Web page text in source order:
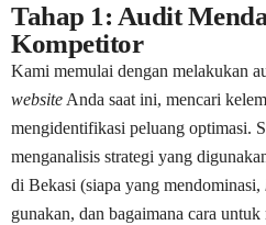
Tahap 1: Audit
Kompetitor
Kami memulai dengan melakukan
websiteAnda saat ini, mencari
mengidentifikasi peluang optimasi.
menganalisis strategi yang
di Bekasi (siapa yang mendominasi,
gunakan, dan bagaimana cara